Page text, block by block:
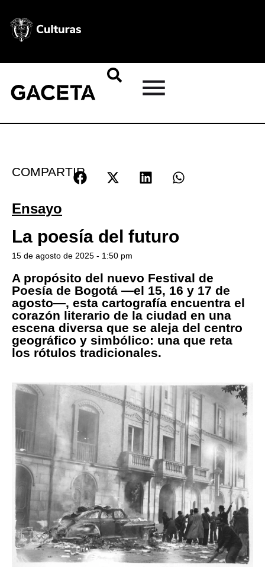
COMPARTIR
Ensayo
La poesía del futuro
15 de agosto de 2025 - 1:50 pm
A propósito del nuevo Festival de
Poesía de Bogotá —el 15, 16 y 17 de
agosto—, esta cartografía encuentra el
corazón literario de la ciudad en una
escena diversa que se aleja del centro
geográfico y simbólico: una que reta
los rótulos tradicionales.